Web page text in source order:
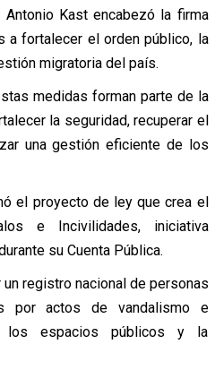
Kast encabezó la firma
a fortalecer el orden público, la
migratoria del país.
medidas forman parte de la
la seguridad, recuperar el
una gestión eficiente de los
el proyecto de ley que crea el
e Incivilidades, iniciativa
su Cuenta Pública.
registro nacional de personas
por actos de vandalismo e
los espacios públicos y la